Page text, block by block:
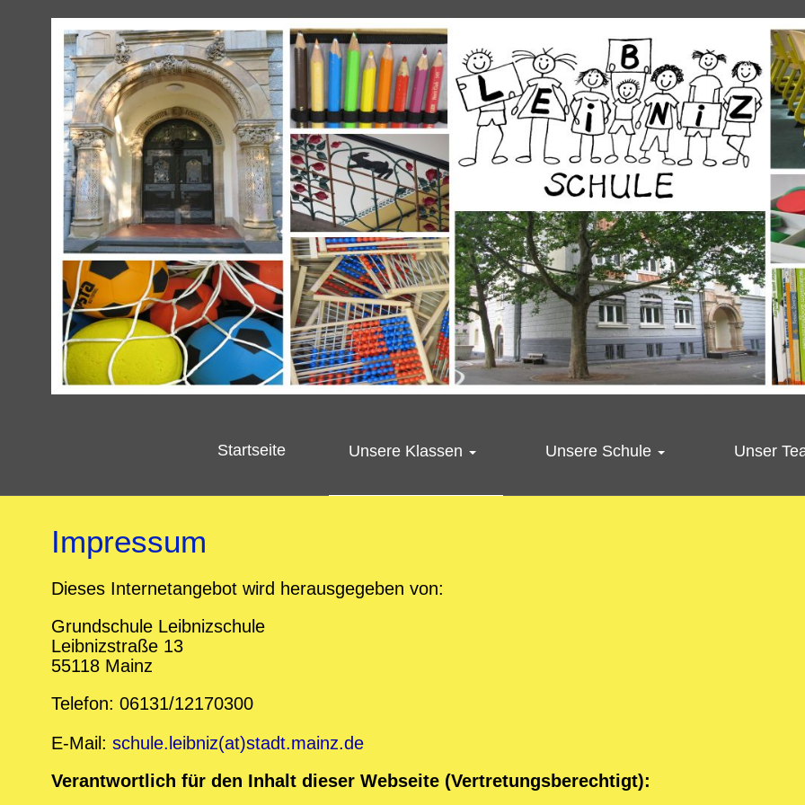
Startseite Unsere Klassen Unsere Schule Unser
Impressum
Dieses Internetangebot wird herausgegeben von:
Grundschule Leibnizschule
Leibnizstraße 13
55118 Mainz
Telefon: 06131/12170300
E-Mail: schule.leibniz(at)stadt.mainz.de
Verantwortlich für den Inhalt dieser Webseite (Vertretungsberechtigt):